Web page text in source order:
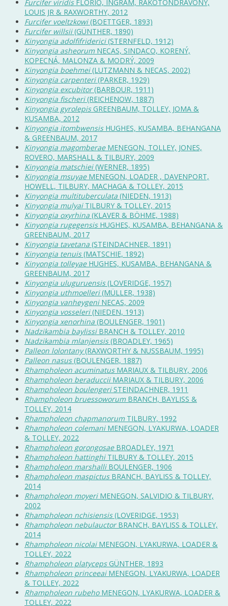
Furcifer viridisFLORIO, INGRAM, RAKOTONDRAVONY,
LOUIS JR & RAXWORTHY, 2012
Furcifer voeltzkowi(BOETTGER, 1893)
Furcifer willsii(GÜNTHER, 1890)
Kinyongia adolfifriderici(STERNFELD, 1912)
Kinyongia asheorumNECAS, SINDACO, KORENÝ,
KOPECNÁ, MALONZA & MODRÝ, 2009
Kinyongia boehmei(LUTZMANN & NECAS, 2002)
Kinyongia carpenteri(PARKER, 1929)
Kinyongia excubitor(BARBOUR, 1911)
Kinyongia fischeri(REICHENOW, 1887)
Kinyongia gyrolepisGREENBAUM, TOLLEY, JOMA &
KUSAMBA, 2012
Kinyongia itombwensisHUGHES, KUSAMBA, BEHANGANA
& GREENBAUM, 2017
Kinyongia magomberaeMENEGON, TOLLEY, JONES,
ROVERO, MARSHALL & TILBURY, 2009
Kinyongia matschiei(WERNER, 1895)
Kinyongia msuyaeMENEGON, LOADER , DAVENPORT,
HOWELL, TILBURY, MACHAGA & TOLLEY, 2015
Kinyongia multituberculata (NIEDEN, 1913)
Kinyongia mulyaiTILBURY & TOLLEY, 2015
Kinyongia oxyrhina (KLAVER & BÖHME, 1988)
Kinyongia rugegensisHUGHES, KUSAMBA, BEHANGANA &
GREENBAUM, 2017
Kinyongia tavetana (STEINDACHNER, 1891)
Kinyongia tenuis(MATSCHIE, 1892)
Kinyongia tolleyaeHUGHES, KUSAMBA, BEHANGANA &
GREENBAUM, 2017
Kinyongia uluguruensis(LOVERIDGE, 1957)
Kinyongia uthmoelleri(MÜLLER, 1938)
Kinyongia vanheygeniNECAS, 2009
Kinyongia vosseleri(NIEDEN, 1913)
Kinyongia xenorhina (BOULENGER, 1901)
Nadzikambia baylissiBRANCH & TOLLEY, 2010
Nadzikambia mlanjensis(BROADLEY, 1965)
Palleon lolontany(RAXWORTHY & NUSSBAUM, 1995)
Palleon nasus(BOULENGER, 1887)
Rhampholeon acuminatusMARIAUX & TILBURY, 2006
Rhampholeon beraducciiMARIAUX & TILBURY, 2006
Rhampholeon boulengeriSTEINDACHNER, 1911
Rhampholeon bruessoworumBRANCH, BAYLISS &
TOLLEY, 2014
Rhampholeon chapmanorumTILBURY, 1992
Rhampholeon colemaniMENEGON, LYAKURWA, LOADER
& TOLLEY, 2022
Rhampholeon gorongosaeBROADLEY, 1971
Rhampholeon hattinghiTILBURY & TOLLEY, 2015
Rhampholeon marshalliBOULENGER, 1906
Rhampholeon maspictusBRANCH, BAYLISS & TOLLEY,
2014
Rhampholeon moyeriMENEGON, SALVIDIO & TILBURY,
2002
Rhampholeon nchisiensis(LOVERIDGE, 1953)
Rhampholeon nebulauctorBRANCH, BAYLISS & TOLLEY,
2014
Rhampholeon nicolaiMENEGON, LYAKURWA, LOADER &
TOLLEY, 2022
Rhampholeon platycepsGÜNTHER, 1893
Rhampholeon princeeaiMENEGON, LYAKURWA, LOADER
& TOLLEY, 2022
Rhampholeon rubehoMENEGON, LYAKURWA, LOADER &
TOLLEY, 2022